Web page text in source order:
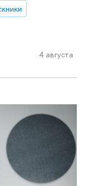
4 августа